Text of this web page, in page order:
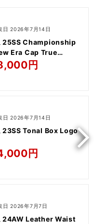
日 2026年7月14日
25SS Championship
Era Cap True
camo円
日 2026年7月14日
23SS Tonal Box Logo
円
日 2026年7月7日
24AW Leather Waist